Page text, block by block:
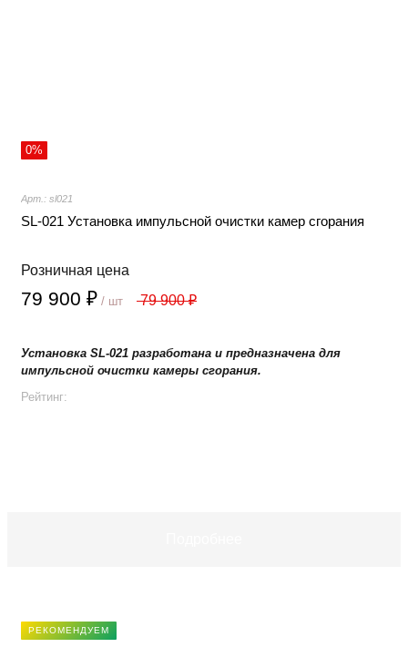
0%
Арт.: sl021
SL-021 Установка импульсной очистки камер сгорания
Розничная цена
79 900 ₽ / шт 79 900 ₽
Установка SL-021 разработана и предназначена для
импульсной очистки камеры сгорания.
Рейтинг:
РЕКОМЕНДУЕМ